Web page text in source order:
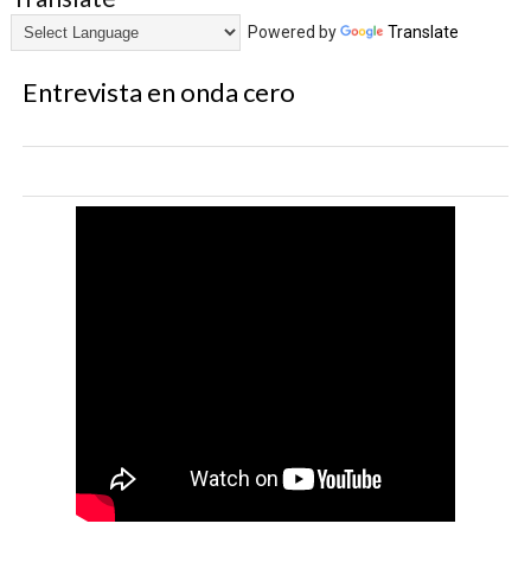
Powered by Translate
Entrevista en onda cero